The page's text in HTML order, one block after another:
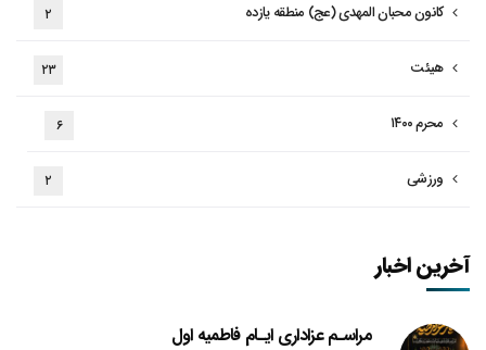
کانون محبان المهدی (عج) منطقه یازده ۲
هیئت ۲۳
محرم ۱۴۰۰ ۶
ورزشی ۲
آخرین اخبار
مراسـم عزاداری ایـام فاطمیه اول